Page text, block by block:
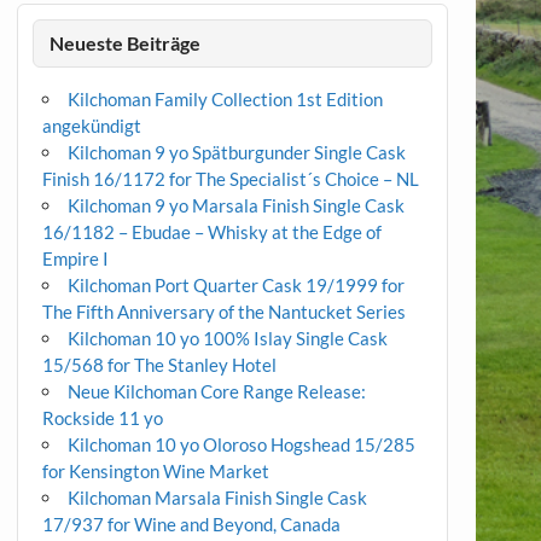
Neueste Beiträge
Kilchoman Family Collection 1st Edition
angekündigt
Kilchoman 9 yo Spätburgunder Single Cask
Finish 16/1172 for The Specialist´s Choice – NL
Kilchoman 9 yo Marsala Finish Single Cask
16/1182 – Ebudae – Whisky at the Edge of
Empire I
Kilchoman Port Quarter Cask 19/1999 for
The Fifth Anniversary of the Nantucket Series
Kilchoman 10 yo 100% Islay Single Cask
15/568 for The Stanley Hotel
Neue Kilchoman Core Range Release:
Rockside 11 yo
Kilchoman 10 yo Oloroso Hogshead 15/285
for Kensington Wine Market
Kilchoman Marsala Finish Single Cask
17/937 for Wine and Beyond, Canada